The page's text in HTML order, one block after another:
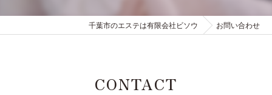
千葉市のエステは有限会社ビソウ お問い合わせ
CONTACT